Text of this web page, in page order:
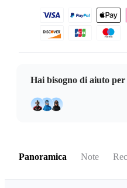
Hai bisogno di aiuto per
Panoramica Note